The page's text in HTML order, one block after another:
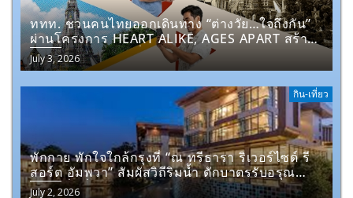
ททท. ชวนคนไทยออกเดินทาง “ต่างวัย…ใจถึงกัน”
ผ่านโครงการ HEART ALIKE, AGES APART สร้าง
ความทรงจำร่วม เชื่อมสายใยระหว่างรุ่น ผ่านการ
ท่องเที่ยวในมุมมองที่แตกต่าง
July 3, 2026
กิน-เที่ยว
พักกาย พักใจใกล้กรุงที่ “ณ ทรีธารา ริเวอร์ไซด์ รี
สอร์ต อัมพวา” สัมผัสวิถีริมน้ำ ตักบาตรรับอรุณ
พร้อมดื่มด่ำเสน่ห์สมุทรสงคราม
July 2, 2026